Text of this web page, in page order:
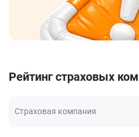
Рейтинг страховых
Страховая компания